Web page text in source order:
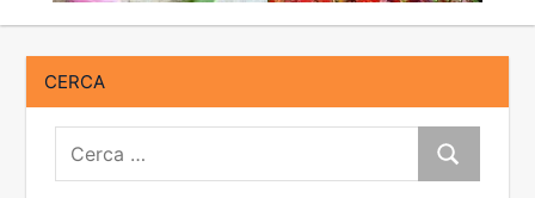
CERCA
Cerca:
Cerca